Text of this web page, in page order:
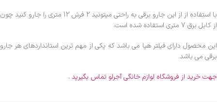
با استفاده از از این جارو برقی به راحتی میتونید 2 فرش 12 متری را جارو کنید چون
از کابل برق 7 متری استفاده شده است.
این محصول دارای فیلتر هپا می باشد که یکی از مهم ترین استانداردهای هر جارو
برقی می باشد.
جهت خرید از فروشگاه لوازم خانگی آجرلو تماس بگیرید .